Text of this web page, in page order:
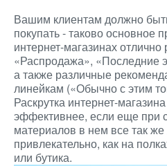
Вашим клиентам должно
покупать - таково основное
интернет-магазинах
«Распродажа», «Последние
а также различные
линейкам («Обычно с этим
Раскрутка интернет-
эффективнее, если еще при
материалов в нем все так же
привлекательно, как на
или бутика.